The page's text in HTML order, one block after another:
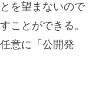
を望まないので
ことができる。
意に「公開発